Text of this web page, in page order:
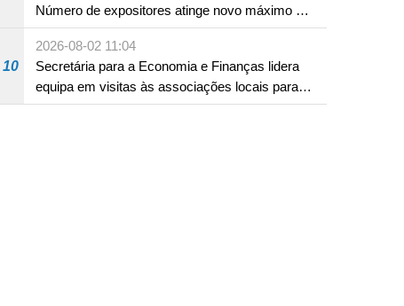
Número de expositores atinge novo máximo em
18 anos
10
2026-08-02 11:04
Secretária para a Economia e Finanças lidera
equipa em visitas às associações locais para
consolidar consensos e promover os trabalhos